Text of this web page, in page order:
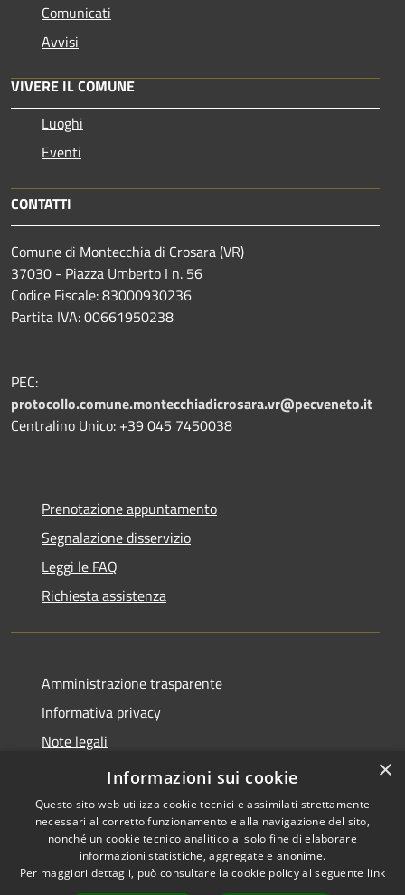
Comunicati
Avvisi
VIVERE IL COMUNE
Luoghi
Eventi
CONTATTI
Comune di Montecchia di Crosara (VR)
37030 - Piazza Umberto I n. 56
Codice Fiscale: 83000930236
Partita IVA: 00661950238
PEC:
protocollo.comune.montecchiadicrosara.vr@pecveneto.it
Centralino Unico: +39 045 7450038
Prenotazione appuntamento
Segnalazione disservizio
Leggi le FAQ
Richiesta assistenza
Amministrazione trasparente
Informativa privacy
Note legali
Dichiarazione di accessibilità
Accessibilità
Copyright © 2026 • Comune di
Montecchia di Crosara •
×
Informazioni sui cookie
Questo sito web utilizza cookie tecnici e assimilati strettamente
necessari al corretto funzionamento e alla navigazione del sito,
nonché un cookie tecnico analitico al solo fine di elaborare
informazioni statistiche, aggregate e anonime.
Per maggiori dettagli, può consultare la cookie policy al seguente link